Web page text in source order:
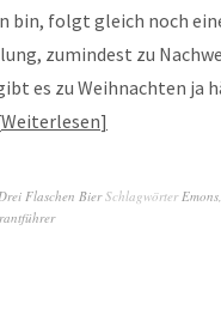
bin, folgt gleich noch
zumindest zu
es zu Weihnachten ja
Weiterlesen
Drei Flaschen Bier Schlagwörter Emons